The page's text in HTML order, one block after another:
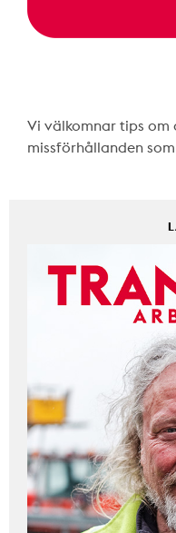
Vi välkomnar tips
missförhållanden